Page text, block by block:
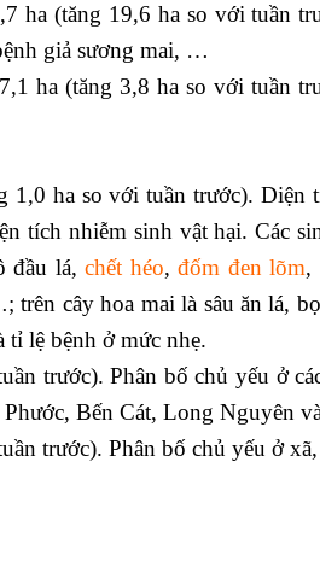
ha (tăng 19,6 ha so với tuần
giả sương mai, …
ha (tăng 3,8 ha so với tuần
ha so với tuần trước). Diện
tích nhiễm sinh vật hại. Các
đầu lá,chết héo,đốm đen lõm,
cây hoa mai là sâu ăn lá,
tỉ lệ bệnh ở mức nhẹ.
trước). Phân bố chủ yếu ở
Bến Cát, Long Nguyên
trước). Phân bố chủ yếu ở